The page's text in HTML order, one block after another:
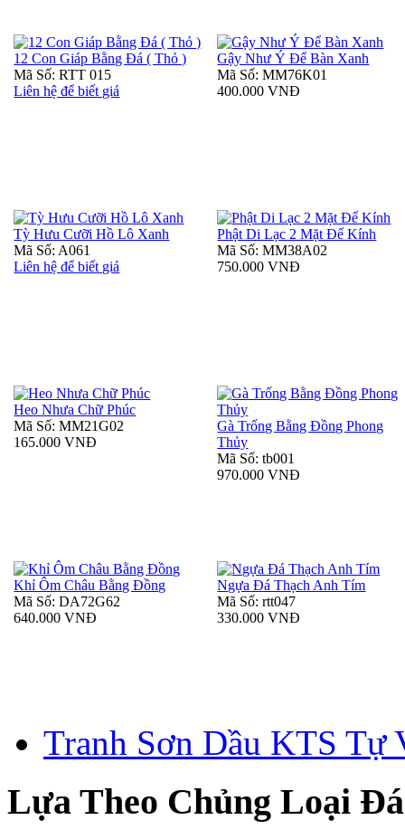
12 Con Giáp Bằng Đá ( Thỏ )
Mã Số: RTT 015
Liên hệ để biết giá
Gậy Như Ý Để Bàn Xanh
Mã Số: MM76K01
400.000 VNĐ
Tỳ Hưu Cưỡi Hồ Lô Xanh
Mã Số: A061
Liên hệ để biết giá
Phật Di Lạc 2 Mặt Đế Kính
Mã Số: MM38A02
750.000 VNĐ
Heo Nhưa Chữ Phúc
Mã Số: MM21G02
165.000 VNĐ
Gà Trống Bằng Đồng Phong
Thủy
Mã Số: tb001
970.000 VNĐ
Khỉ Ôm Châu Bằng Đồng
Mã Số: DA72G62
640.000 VNĐ
Ngựa Đá Thạch Anh Tím
Mã Số: rtt047
330.000 VNĐ
Tranh Sơn Dầu KTS Tự
Lựa Theo Chủng Loại Đá